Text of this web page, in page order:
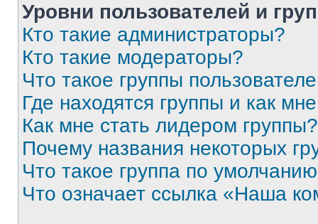
Уровни пользователей и
Кто такие администраторы?
Кто такие модераторы?
Что такое группы
Где находятся группы и как
Как мне стать лидером группы?
Почему названия некоторых
Что такое группа по
Что означает ссылка «Наша